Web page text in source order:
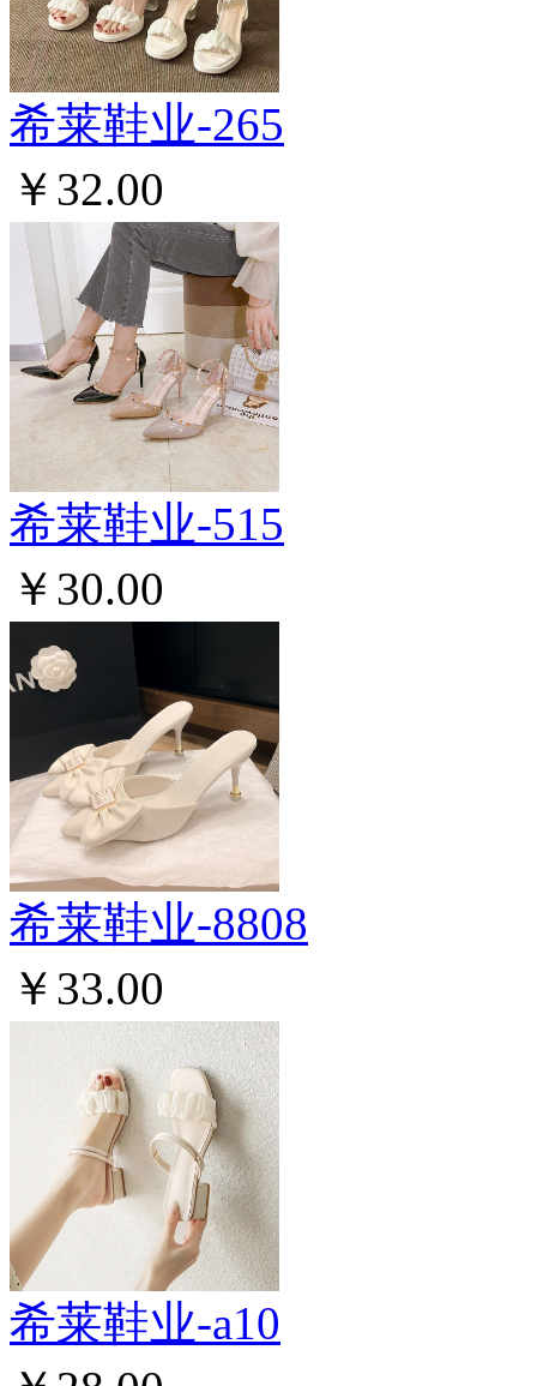
希莱鞋业-265
￥32.00
希莱鞋业-515
￥30.00
希莱鞋业-8808
￥33.00
希莱鞋业-a10